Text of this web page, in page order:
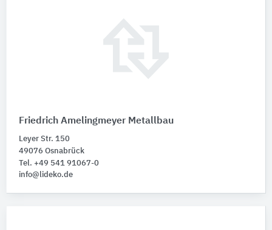
Friedrich Amelingmeyer Metallbau
Leyer Str. 150
49076 Osnabrück
Tel. +49 541 91067-0
info@lideko.de